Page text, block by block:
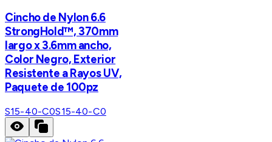
Cincho de Nylon 6.6
StrongHold™, 370mm
largo x 3.6mm ancho,
Color Negro, Exterior
Resistente a Rayos UV,
Paquete de 100pz
S15-40-C0S15-40-C0